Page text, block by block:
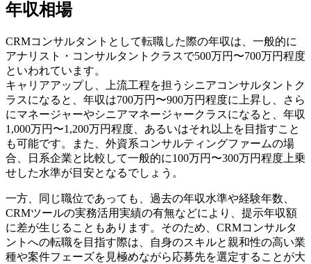
年収相場
CRMコンサルタントとして転職した際の年収は、一般的に
アナリスト・コンサルタントクラスで500万円〜700万円程度
といわれています。
キャリアアップし、上流工程を担うシニアコンサルタントク
ラスになると、年収は700万円〜900万円程度に上昇し、さら
にマネージャーやシニアマネージャークラスになると、年収
1,000万円〜1,200万円程度、あるいはそれ以上を目指すこと
も可能です。また、外資系コンサルティングファームの場
合、日系企業と比較して一般的に100万円〜300万円程度上乗
せした水準が目安となるでしょう。
一方、同じ職位であっても、過去の年収水準や経験年数、
CRMツールの実務活用実績の有無などにより、提示年収額
に差が生じることもあります。そのため、CRMコンサルタ
ントへの転職を目指す際は、自身のスキルと親和性の高い業
種や案件フェーズを見極めながら応募先を選定することが大